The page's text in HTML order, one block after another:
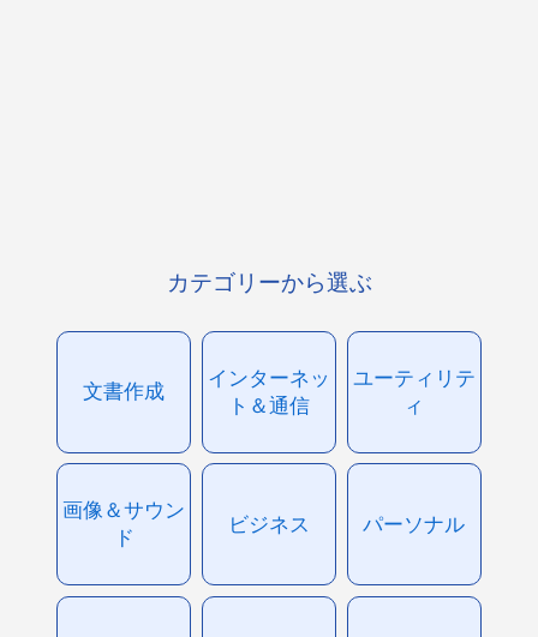
カテゴリーから選ぶ
文書作成
インターネッ
ト＆通信
ユーティリテ
ィ
画像＆サウン
ド
ビジネス パーソナル